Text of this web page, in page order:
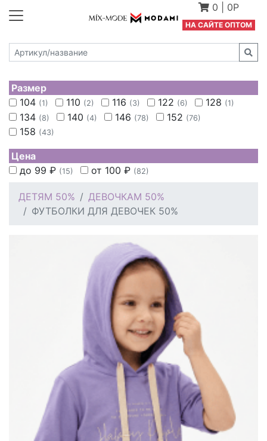
0 0Р
НА САЙТЕ ОПТОМ
ДЕТЯМ 50%
ДЕВОЧКАМ 50%
ФУТБОЛКИ ДЛЯ ДЕВОЧЕК 50%
Размер
104 (1) 110 (2) 116 (3) 122 (6) 128 (1)
134 (8) 140 (4) 146 (78) 152 (76)
158 (43)
Цена
до 99 ₽ (15) от 100 ₽ (82)